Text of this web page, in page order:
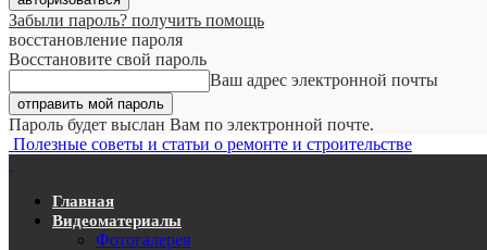
Забыли пароль? получить помощь
восстановление пароля
Восстановите свой пароль
Ваш адрес электронной почты
Пароль будет выслан Вам по электронной почте.
Полезные советы и статьи о ремонте и строительстве
Главная
Видеоматериалы
Фотогалерея